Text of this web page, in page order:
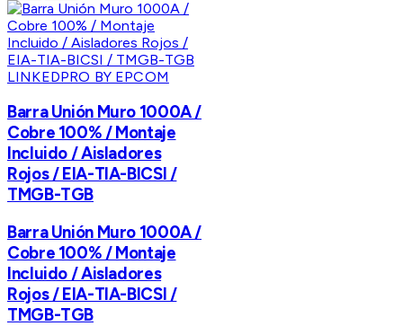
LINKEDPRO BY EPCOM
Barra Unión Muro 1000A /
Cobre 100% / Montaje
Incluido / Aisladores
Rojos / EIA-TIA-BICSI /
TMGB-TGB
Barra Unión Muro 1000A /
Cobre 100% / Montaje
Incluido / Aisladores
Rojos / EIA-TIA-BICSI /
TMGB-TGB